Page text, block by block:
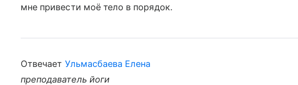
мне привести моё тело в порядок.
Отвечает Ульмасбаева Елена
преподаватель йоги